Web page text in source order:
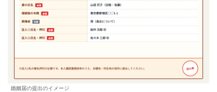
婚姻届の提出のイメージ